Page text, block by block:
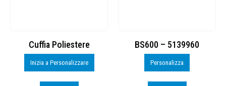
Cuffia Poliestere
Inizia a Personalizzare
BS600 – 5139960
Personalizza